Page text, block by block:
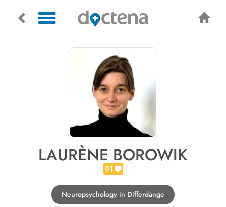
LAURÈNE BOROWIK
91
Neuropsychology in Differdange